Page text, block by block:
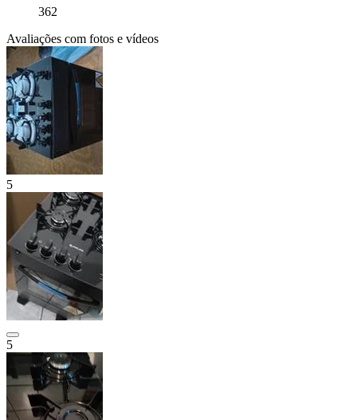
362
Avaliações com fotos e vídeos
5
5